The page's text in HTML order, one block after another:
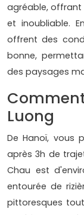
agréable, offrant
et inoubliable.
offrent des
bonne,
des paysages
Luong
De Hanoï, vous
après 3h de
Chau est
entourée de
pittoresques